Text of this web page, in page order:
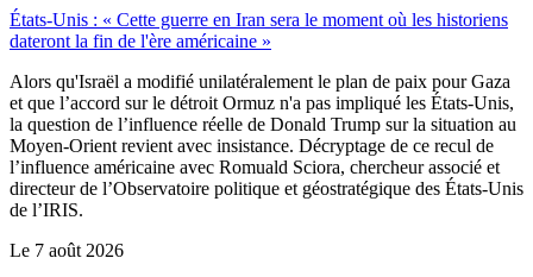
États-Unis : « Cette guerre en Iran sera le moment où les historiens
dateront la fin de l'ère américaine »
Alors qu'Israël a modifié unilatéralement le plan de paix pour Gaza
et que l’accord sur le détroit Ormuz n'a pas impliqué les États-Unis,
la question de l’influence réelle de Donald Trump sur la situation au
Moyen-Orient revient avec insistance. Décryptage de ce recul de
l’influence américaine avec Romuald Sciora, chercheur associé et
directeur de l’Observatoire politique et géostratégique des États-Unis
de l’IRIS.
Le 7 août 2026